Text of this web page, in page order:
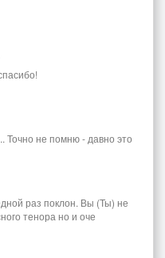
Точно не помню - давно это
раз поклон. Вы (Ты) не
тенора но и оче